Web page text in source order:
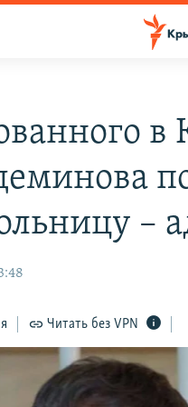
в
–
Читать без VPN